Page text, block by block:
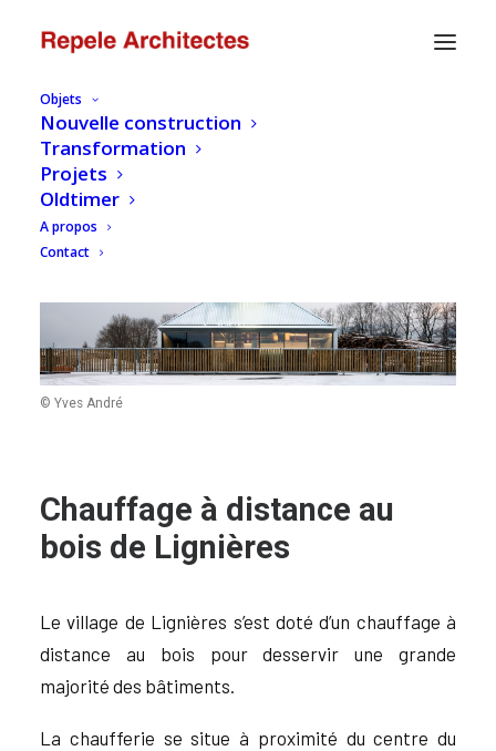
Objets
Nouvelle construction
Transformation
Projets
Oldtimer
A propos
Contact
© Yves André
Chauffage à distance au
bois de Lignières
Le village de Lignières s’est doté d’un chauffage à
distance au bois pour desservir une grande
majorité des bâtiments.
La chaufferie se situe à proximité du centre du